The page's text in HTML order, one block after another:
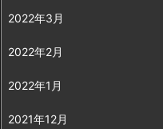
2022年3月
2022年2月
2022年1月
2021年12月